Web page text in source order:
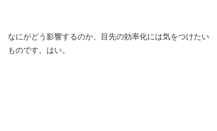
なにがどう影響するのか、目先の効率化には気をつけたい
ものです。はい。